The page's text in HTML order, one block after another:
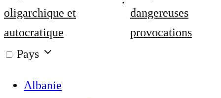
oligarchique et
autocratique
dangereuses
provocations
Pays
Albanie